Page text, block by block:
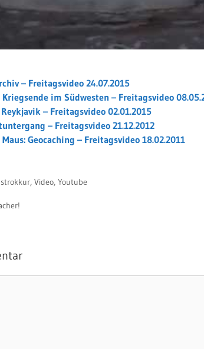
– Freitagsvideo 24.07.2015
im Südwesten – Freitagsvideo
– Freitagsvideo 02.01.2015
– Freitagsvideo 21.12.2012
Geocaching – Freitagsvideo 18.02.2011
strokkur, Video, Youtube